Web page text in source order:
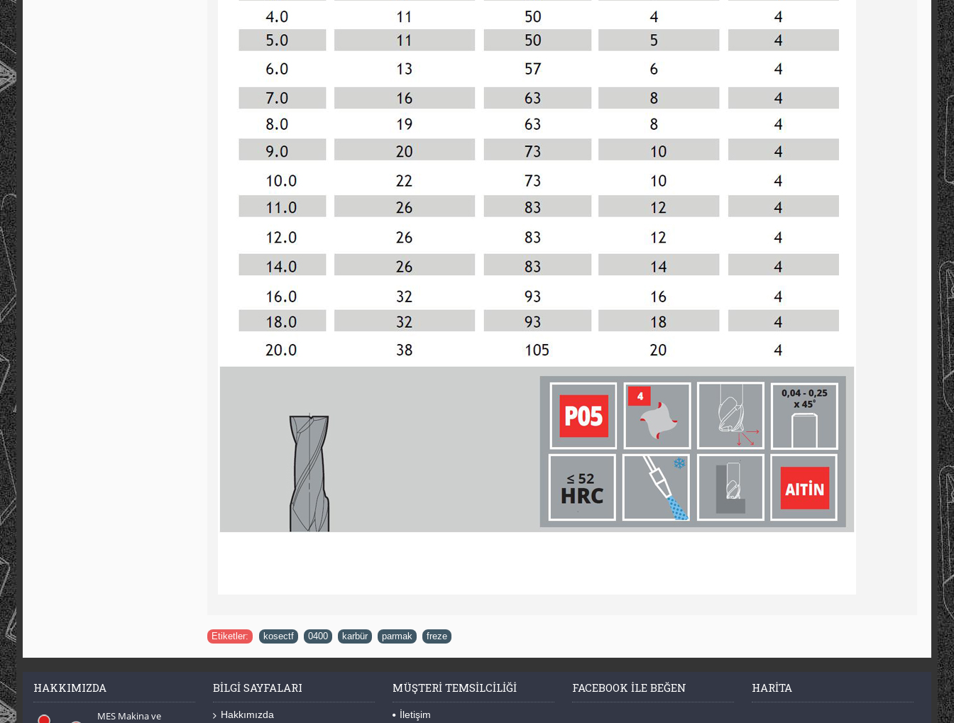
Etiketler: kosectf 0400 karbür parmak freze
HAKKIMIZDA
MES Makina ve
BILGI SAYFALARI
Hakkımızda
MÜŞTERI TEMSILCILIĞI
İletişim
FACEBOOK ILE BEĞEN HARITA